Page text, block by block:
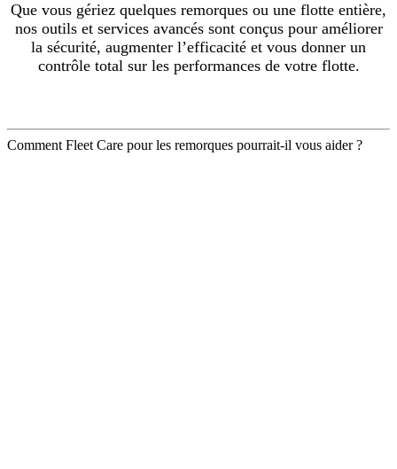
Que vous gériez quelques remorques ou une flotte entière,
nos outils et services avancés sont conçus pour améliorer
la sécurité, augmenter l’efficacité et vous donner un
contrôle total sur les performances de votre flotte.
Comment Fleet Care pour les remorques pourrait-il vous aider ?